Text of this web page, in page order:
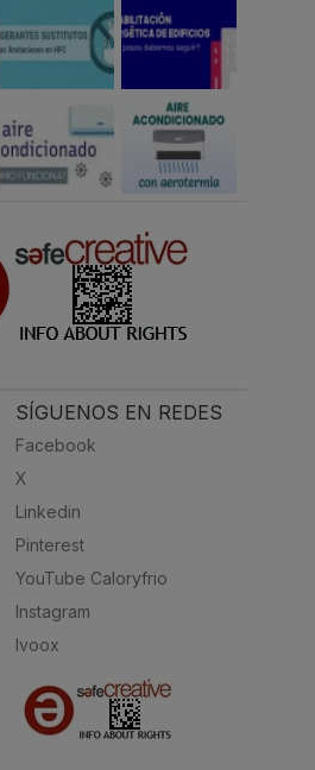
SÍGUENOS EN REDES
Facebook
X
Linkedin
Pinterest
YouTube Caloryfrio
Instagram
Ivoox